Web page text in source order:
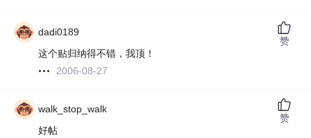
dadi0189
这个贴归纳得不错，我顶！
2006-08-27
赞
walk_stop_walk
好帖
赞